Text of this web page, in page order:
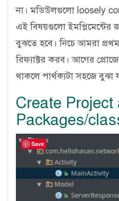
না। মডিউলগুলো loosely
এই বিষয়গুলো
বুঝতে হবে। নিচে আমরা
রিফ্যাক্টর করব। আগের
থাকলে পার্থক্যটা সহজে বুঝা
Create Project
Packages/
Save